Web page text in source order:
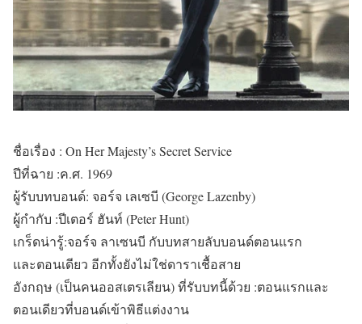
ชื่อเรื่อง : On Her Majesty’s Secret Service
ปีที่ฉาย :ค.ศ. 1969
ผู้รับบทบอนด์: จอร์จ เลเซบี (George Lazenby)
ผู้กำกับ :ปีเตอร์ ฮันท์ (Peter Hunt)
เกร็ดน่ารู้:จอร์จ ลาเซนบี กับบทสายลับบอนด์ตอนแรก
และตอนเดียว อีกทั้งยังไม่ใช่ดาราเชื้อสาย
อังกฤษ (เป็นคนออสเตรเลียน) ที่รับบทนี้ด้วย :ตอนแรกและ
ตอนเดียวที่บอนด์เข้าพิธีแต่งงาน